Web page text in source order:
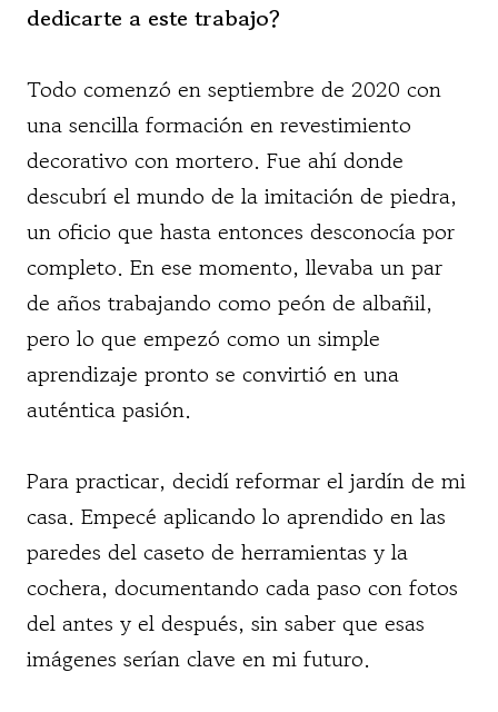
dedicarte a este trabajo?
Todo comenzó en septiembre de 2020 con
una sencilla formación en revestimiento
decorativo con mortero. Fue ahí donde
descubrí el mundo de la imitación de piedra,
un oficio que hasta entonces desconocía por
completo. En ese momento, llevaba un par
de años trabajando como peón de albañil,
pero lo que empezó como un simple
aprendizaje pronto se convirtió en una
auténtica pasión.
Para practicar, decidí reformar el jardín de mi
casa. Empecé aplicando lo aprendido en las
paredes del caseto de herramientas y la
cochera, documentando cada paso con fotos
del antes y el después, sin saber que esas
imágenes serían clave en mi futuro.